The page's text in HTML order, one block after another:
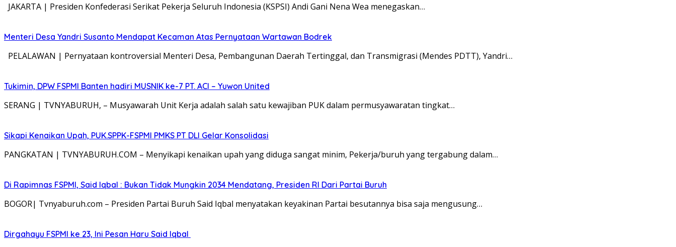
JAKARTA | Presiden Konfederasi Serikat Pekerja Seluruh Indonesia (KSPSI) Andi Gani Nena Wea menegaskan…
Menteri Desa Yandri Susanto Mendapat Kecaman Atas Pernyataan Wartawan Bodrek
PELALAWAN | Pernyataan kontroversial Menteri Desa, Pembangunan Daerah Tertinggal, dan Transmigrasi (Mendes PDTT), Yandri…
Tukimin, DPW FSPMI Banten hadiri MUSNIK ke-7 PT. ACI – Yuwon United
SERANG | TVNYABURUH, – Musyawarah Unit Kerja adalah salah satu kewajiban PUK dalam permusyawaratan tingkat…
Sikapi Kenaikan Upah, PUK.SPPK-FSPMI PMKS PT DLI Gelar Konsolidasi
PANGKATAN | TVNYABURUH.COM – Menyikapi kenaikan upah yang diduga sangat minim, Pekerja/buruh yang tergabung dalam…
Di Rapimnas FSPMI, Said Iqbal : Bukan Tidak Mungkin 2034 Mendatang, Presiden RI Dari Partai Buruh
BOGOR| Tvnyaburuh.com – Presiden Partai Buruh Said Iqbal menyatakan keyakinan Partai besutannya bisa saja mengusung…
Dirgahayu FSPMI ke 23, Ini Pesan Haru Said Iqbal